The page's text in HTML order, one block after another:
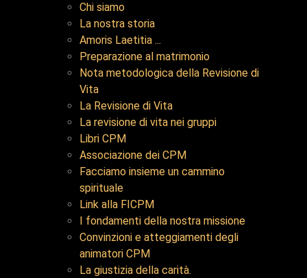
Chi siamo
La nostra storia
Amoris Laetitia ...
Preparazione al matrimonio
Nota metodologica della Revisione di
Vita
La Revisione di Vita
La revisione di vita nei gruppi
Libri CPM
Associazione dei CPM
Facciamo insieme un cammino
spirituale
Link alla FICPM
I fondamenti della nostra missione
Convinzioni e atteggiamenti degli
animatori CPM
La giustizia della carità.